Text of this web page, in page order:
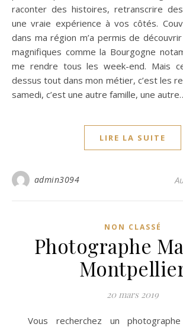
raconter des histoires, retranscrire
une vraie expérience à vos côtés.
dans ma région m’a permis de
magnifiques comme la Bourgogne
me rendre tous les week-end. Mais
dessus tout dans mon métier, c’est les
samedi, c’est une autre famille, une
LIRE LA SUITE
admin3094
NON CLASSÉ
Photographe
20 mars 2019
Vous recherchez un photographe de mariage à